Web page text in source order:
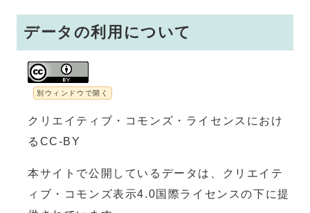
データの利用について
別ウィンドウで開く
クリエイティブ・コモンズ・ライセンスにおけ
るCC-BY
本サイトで公開しているデータは、クリエイテ
ィブ・コモンズ表示4.0国際ライセンスの下に提